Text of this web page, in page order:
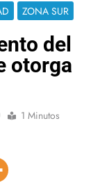
ZONA SUR
del
otorga
1 Minutos